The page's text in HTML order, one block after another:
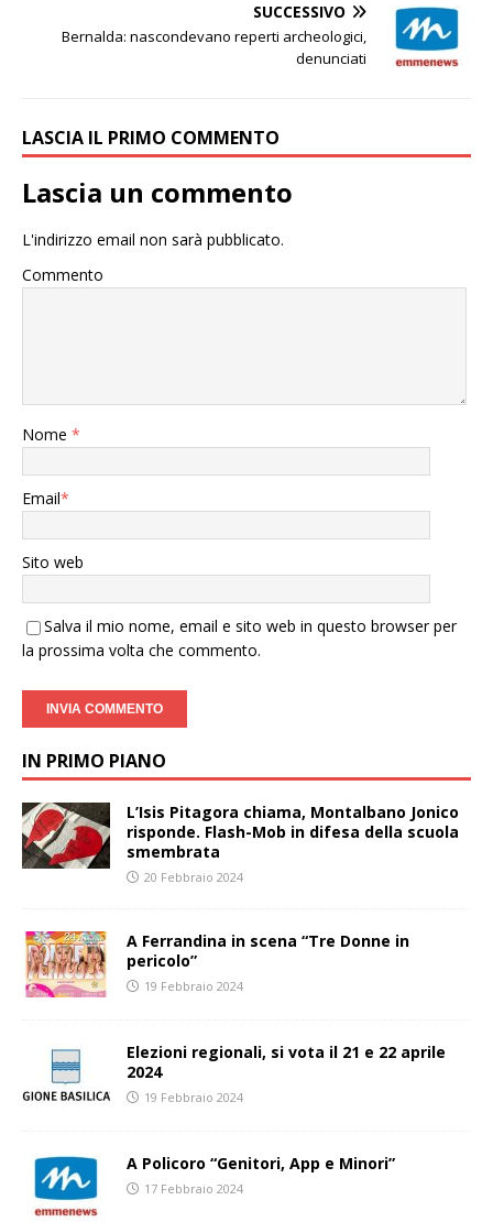
SUCCESSIVO
Bernalda: nascondevano reperti archeologici,
denunciati
LASCIA IL PRIMO COMMENTO
Lascia un commento
L'indirizzo email non sarà pubblicato.
Commento
Nome *
Email*
Sito web
Salva il mio nome, email e sito web in questo browser per
la prossima volta che commento.
IN PRIMO PIANO
L’Isis Pitagora chiama, Montalbano Jonico
risponde. Flash-Mob in difesa della scuola
smembrata
20 Febbraio 2024
A Ferrandina in scena “Tre Donne in
pericolo”
19 Febbraio 2024
Elezioni regionali, si vota il 21 e 22 aprile
2024
19 Febbraio 2024
A Policoro “Genitori, App e Minori”
17 Febbraio 2024